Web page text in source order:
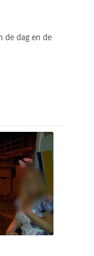
de dag en de